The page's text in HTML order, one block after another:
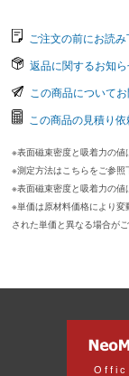
ご注文の前にお読
返品に関するお知
この商品について
この商品の見積り依
※表面磁束密度と吸着力の値
※測定方法はこちらをご参照
※表面磁束密度と吸着力の値
※単価は原材料価格により
された単価と異なる場合が